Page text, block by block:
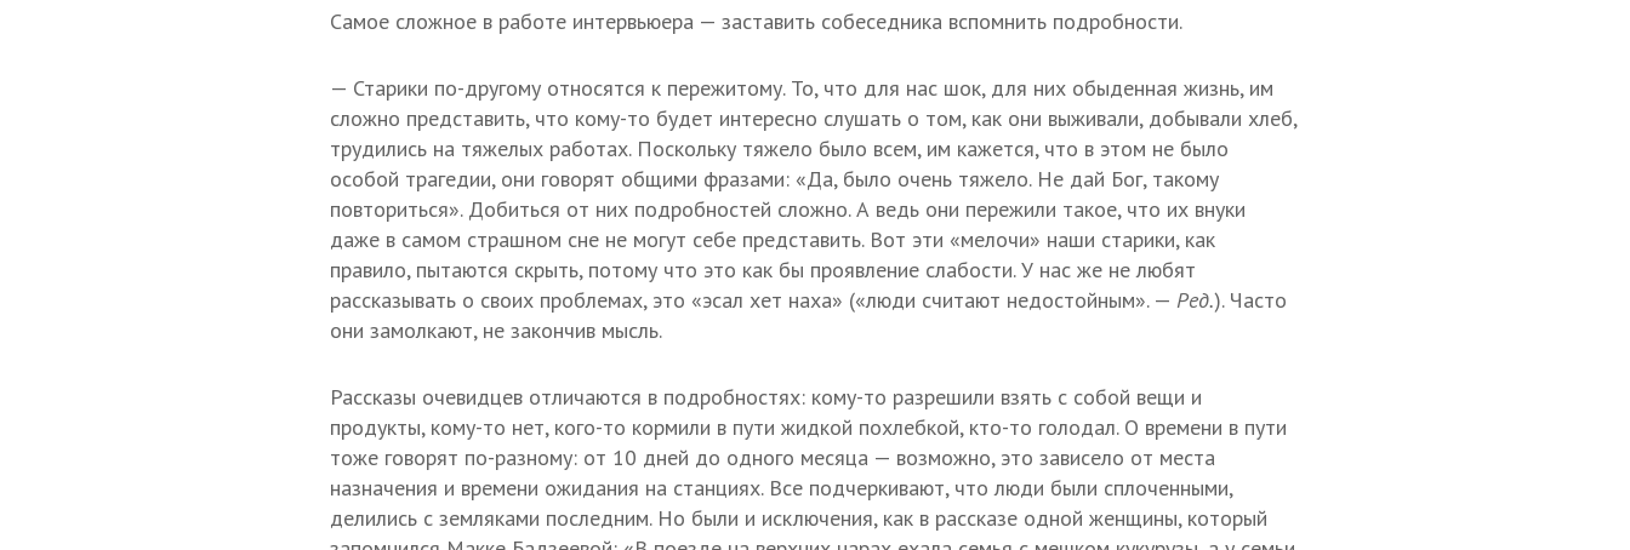
Самое сложное в работе интервьюера — заставить собеседника вспомнить подробности.
— Старики по-другому относятся к пережитому. То, что для нас шок, для них обыденная жизнь, им
сложно представить, что кому-то будет интересно слушать о том, как они выживали, добывали хлеб,
трудились на тяжелых работах. Поскольку тяжело было всем, им кажется, что в этом не было
особой трагедии, они говорят общими фразами: «Да, было очень тяжело. Не дай Бог, такому
повториться». Добиться от них подробностей сложно. А ведь они пережили такое, что их внуки
даже в самом страшном сне не могут себе представить. Вот эти «мелочи» наши старики, как
правило, пытаются скрыть, потому что это как бы проявление слабости. У нас же не любят
рассказывать о своих проблемах, это «эсал хет наха» («люди считают недостойным». — Ред.). Часто
они замолкают, не закончив мысль.
Рассказы очевидцев отличаются в подробностях: кому-то разрешили взять с собой вещи и
продукты, кому-то нет, кого-то кормили в пути жидкой похлебкой, кто-то голодал. О времени в пути
тоже говорят по-разному: от 10 дней до одного месяца — возможно, это зависело от места
назначения и времени ожидания на станциях. Все подчеркивают, что люди были сплоченными,
делились с земляками последним. Но были и исключения, как в рассказе одной женщины, который